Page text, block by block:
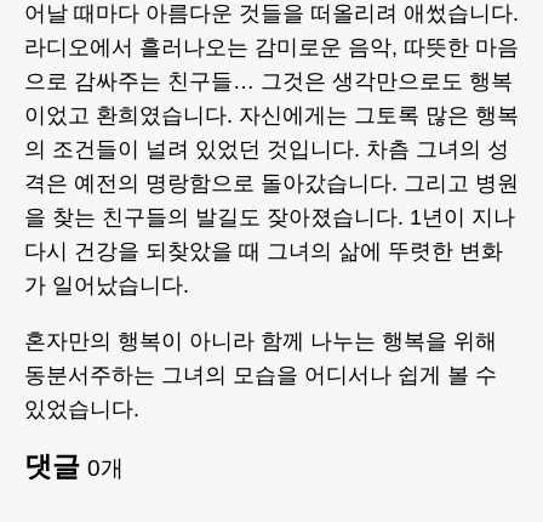
어날 때마다 아름다운 것들을 떠올리려 애썼습니다.
라디오에서 흘러나오는 감미로운 음악, 따뜻한 마음
으로 감싸주는 친구들… 그것은 생각만으로도 행복
이었고 환희였습니다. 자신에게는 그토록 많은 행복
의 조건들이 널려 있었던 것입니다. 차츰 그녀의 성
격은 예전의 명랑함으로 돌아갔습니다. 그리고 병원
을 찾는 친구들의 발길도 잦아졌습니다. 1년이 지나
다시 건강을 되찾았을 때 그녀의 삶에 뚜렷한 변화
가 일어났습니다.
혼자만의 행복이 아니라 함께 나누는 행복을 위해
동분서주하는 그녀의 모습을 어디서나 쉽게 볼 수
있었습니다.
댓글 0개